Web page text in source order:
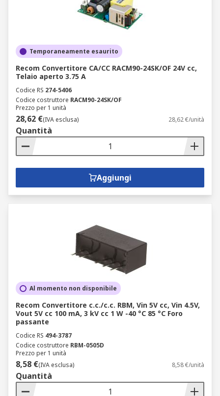
Temporaneamente esaurito
Recom Convertitore CA/CC RACM90-24SK/OF 24V cc,
Telaio aperto 3.75 A
Codice RS 274-5406
Codice costruttore RACM90-24SK/OF
Prezzo per 1 unità
28,62 €(IVA esclusa) 28,62 €/unità
Quantità
Aggiungi
Al momento non disponibile
Recom Convertitore c.c./c.c. RBM, Vin 5V cc, Vin 4.5V,
Vout 5V cc 100 mA, 3 kV cc 1 W -40 °C 85 °C Foro
passante
Codice RS 494-3787
Codice costruttore RBM-0505D
Prezzo per 1 unità
8,58 €(IVA esclusa) 8,58 €/unità
Quantità